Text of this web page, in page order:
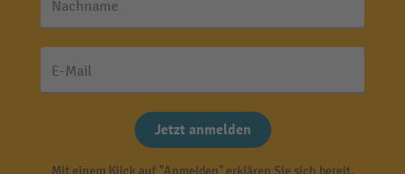
Nachname
E-Mail
Jetzt anmelden
Mit einem Klick auf "Anmelden" erklären Sie sich bereit,